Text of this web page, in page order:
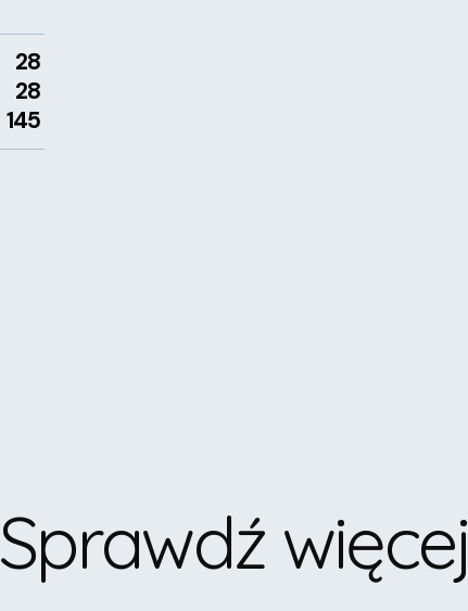
28
28
145
Sprawdź więcej